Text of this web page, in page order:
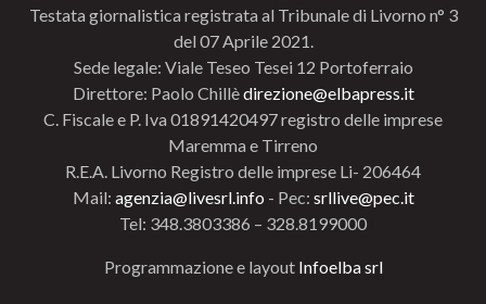
Testata giornalistica registrata al Tribunale di Livorno n° 3
del 07 Aprile 2021.
Sede legale: Viale Teseo Tesei 12 Portoferraio
Direttore: Paolo Chillèdirezione@elbapress.it
C. Fiscale e P. Iva 01891420497 registro delle imprese
Maremma e Tirreno
R.E.A. Livorno Registro delle imprese Li- 206464
Mail: agenzia@livesrl.info - Pec: srllive@pec.it
Tel: 348.3803386 – 328.8199000
Programmazione e layout Infoelba srl